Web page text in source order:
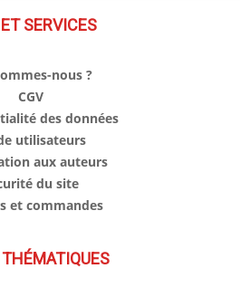
SERVICES
nous ?
CGV
des données
utilisateurs
aux auteurs
du site
et commandes